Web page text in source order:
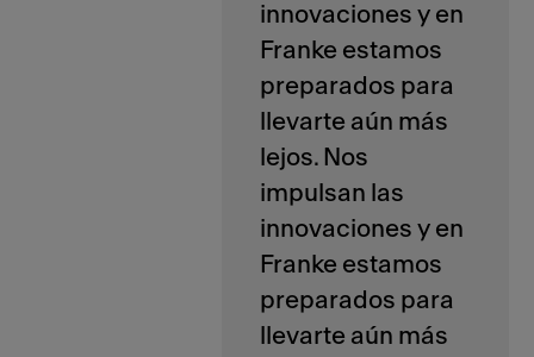
innovaciones y en
Franke estamos
preparados para
llevarte aún más
lejos. Nos
impulsan las
innovaciones y en
Franke estamos
preparados para
llevarte aún más